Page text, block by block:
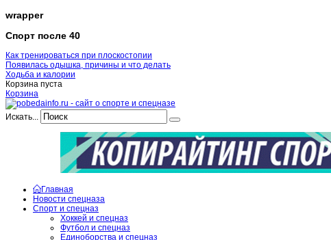
wrapper
Спорт после 40
Как тренироваться при плоскостопии
Появилась одышка, причины и что делать
Ходьба и калории
Корзина пуста
Корзина
Искать...
Главная
Новости спецназа
Спорт и спецназ
Хоккей и спецназ
Футбол и спецназ
Единоборства и спецназ